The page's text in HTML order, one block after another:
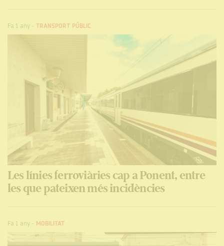
Fa 1 any-TRANSPORT PÚBLIC
Les línies ferroviàries cap a Ponent, entre
les que pateixen més incidències
Fa 1 any- MOBILITAT